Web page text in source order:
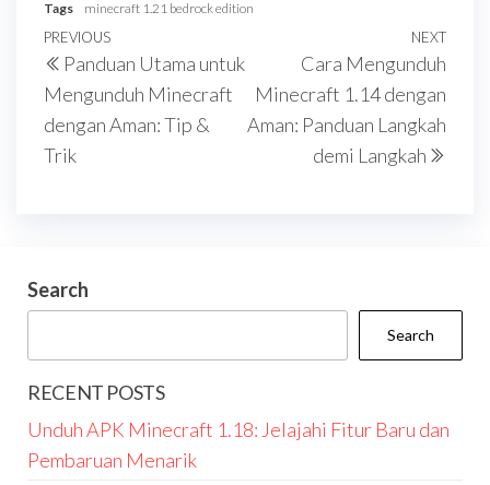
Tags minecraft 1.21 bedrock edition
Post
navigation
Previous
Post
PREVIOUS
Panduan Utama untuk
Mengunduh Minecraft
dengan Aman: Tip &
Trik
Next
NEXT
Cara Mengunduh
Minecraft 1.14 dengan
Aman: Panduan Langkah
demi Langkah
Search
Search
RECENT POSTS
Unduh APK Minecraft 1.18: Jelajahi Fitur Baru dan
Pembaruan Menarik